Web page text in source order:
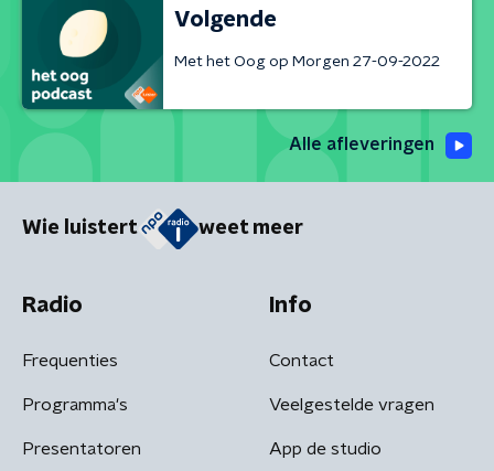
Volgende
Met het Oog op Morgen 27-09-2022
Alle afleveringen
Wie luistert weet meer
Radio
Frequenties
Programma's
Presentatoren
Info
Contact
Veelgestelde vragen
App de studio